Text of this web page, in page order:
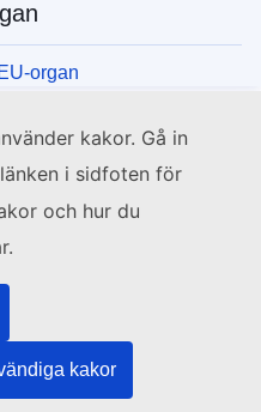
kakor. Gå in
i sidfoten för
och hur du
kakor
organ